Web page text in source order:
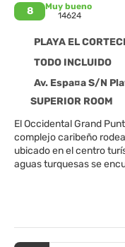
8
Muy bueno
14624
PLAYA EL
TODO INCLUIDO
Av. Espa¤a S/N Playa
SUPERIOR ROOM
El Occidental Grand
complejo caribeño
ubicado en el centro
aguas turquesas se
incluido. Además,
restaurante buffet,